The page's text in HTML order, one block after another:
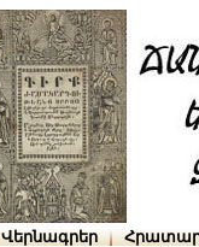
Վերնագրեր